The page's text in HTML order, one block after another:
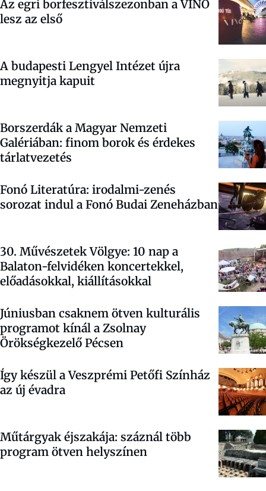
Az egri borfesztiválszezonban a VINO
lesz az első
A budapesti Lengyel Intézet újra
megnyitja kapuit
Borszerdák a Magyar Nemzeti
Galériában: finom borok és érdekes
tárlatvezetés
Fonó Literatúra: irodalmi-zenés
sorozat indul a Fonó Budai Zeneházban
30. Művészetek Völgye: 10 nap a
Balaton-felvidéken koncertekkel,
előadásokkal, kiállításokkal
Júniusban csaknem ötven kulturális
programot kínál a Zsolnay
Örökségkezelő Pécsen
Így készül a Veszprémi Petőfi Színház
az új évadra
Műtárgyak éjszakája: száznál több
program ötven helyszínen